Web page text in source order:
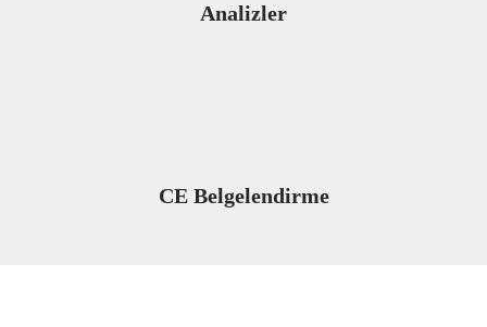
Analizler
CE Belgelendirme